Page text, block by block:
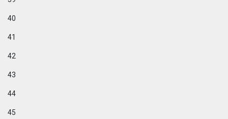
40
41
42
43
44
45